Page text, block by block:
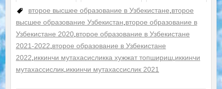
учреждений на
2022-2023
учебный год
учащихся 7-х
классов
второе высшее образование в Узбекистане,второе
высшее образование Узбекистан,второе образование в
Узбекистане 2020,второе образование в Узбекистане
2021-2022,второе образование в Узбекистане
2022,иккинчи мутахасисликка хужжат топшириш,иккинчи
мутахассислик,иккинчи мутахассислик 2021